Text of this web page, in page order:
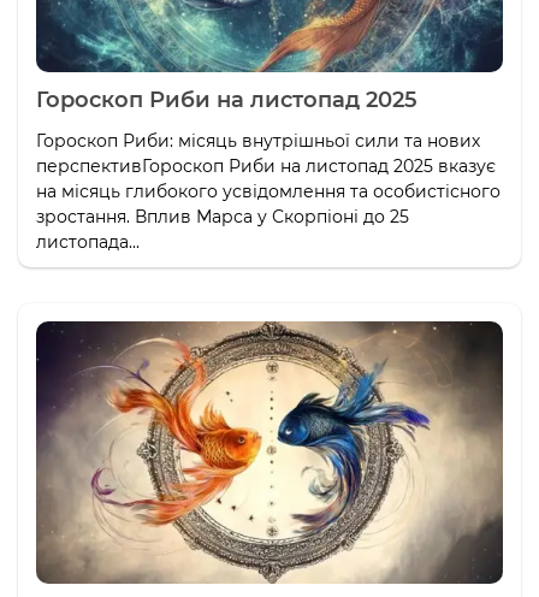
Гороскоп Риби на листопад 2025
Гороскоп Риби: місяць внутрішньої сили та нових
перспективГороскоп Риби на листопад 2025 вказує
на місяць глибокого усвідомлення та особистісного
зростання. Вплив Марса у Скорпіоні до 25
листопада...